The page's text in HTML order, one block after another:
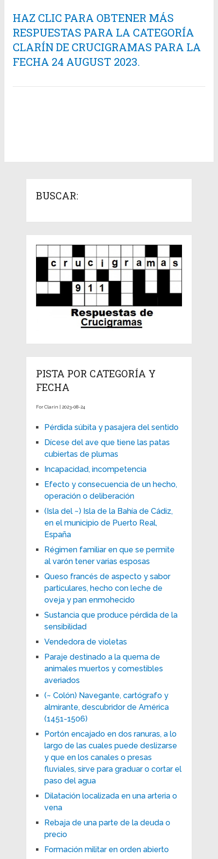
HAZ CLIC PARA OBTENER MÁS
RESPUESTAS PARA LA CATEGORÍA
CLARÍN DE CRUCIGRAMAS PARA LA
FECHA 24 AUGUST 2023.
BUSCAR:
PISTA POR CATEGORÍA Y
FECHA
For Clarín | 2023-08-24
Pérdida súbita y pasajera del sentido
Dícese del ave que tiene las patas
cubiertas de plumas
Incapacidad, incompetencia
Efecto y consecuencia de un hecho,
operación o deliberación
(Isla del ~) Isla de la Bahía de Cádiz,
en el municipio de Puerto Real,
España
Régimen familiar en que se permite
al varón tener varias esposas
Queso francés de aspecto y sabor
particulares, hecho con leche de
oveja y pan enmohecido
Sustancia que produce pérdida de la
sensibilidad
Vendedora de violetas
Paraje destinado a la quema de
animales muertos y comestibles
averiados
(~ Colón) Navegante, cartógrafo y
almirante, descubridor de América
(1451-1506)
Portón encajado en dos ranuras, a lo
largo de las cuales puede deslizarse
y que en los canales o presas
fluviales, sirve para graduar o cortar el
paso del agua
Dilatación localizada en una arteria o
vena
Rebaja de una parte de la deuda o
precio
Formación militar en orden abierto